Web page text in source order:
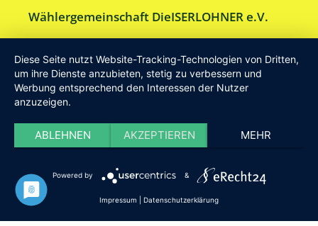
Wählergemeinschaft DieISERLOHNER e.V.
Am Drillenbusch 11 - 58638 Iserlohn
Tel:Geschäftsstelle 02371-9748599
E-Mail:info [at] DieISERLOHNER.de
Website:
Haftung
Datenschutz Satzung Impressum
Diese Seite nutzt Website-Tracking-Technologien von Dritten,
um ihre Dienste anzubieten, stetig zu verbessern und
Werbung entsprechend den Interessen der Nutzer
anzuzeigen.
ABLEHNEN AKZEPTIEREN MEHR
Powered by &
Impressum Datenschutzerklärung